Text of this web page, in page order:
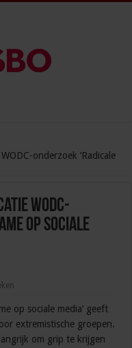
onderzoek ‘Radicale
WODC-
op sociale
op sociale media’ geeft
extremistische groepen.
om grip te krijgen